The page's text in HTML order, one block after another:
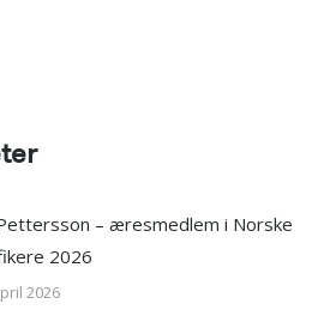
– æresmedlem i Norske
2026
2026